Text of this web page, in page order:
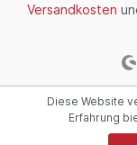
Versandkosten
Diese Website
Erfahrung